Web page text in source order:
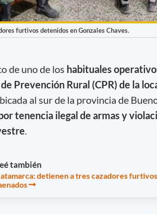
furtivos detenidos en Gonzales Chaves.
de uno de los habituales
Prevención Rural (CPR) de la
al sur de la provincia de
tenencia ilegal de armas y
también
detienen a tres cazadores